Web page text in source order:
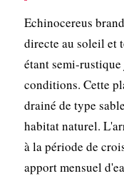
Echinocereus
directe au soleil et
étant semi-
conditions. Cette
drainé de type
habitat naturel.
à la période de
apport mensuel